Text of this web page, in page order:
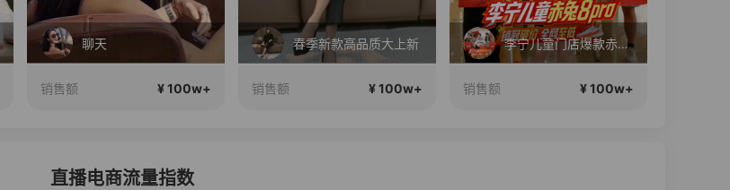
聊天
销售额 ¥ 100w+
春季新款高品质大上新
销售额 ¥ 100w+
李宁儿童门店爆款赤兔8pro终于有货了，全网销冠刷新历史底价
销售额 ¥ 100w+
直播电商流量指数